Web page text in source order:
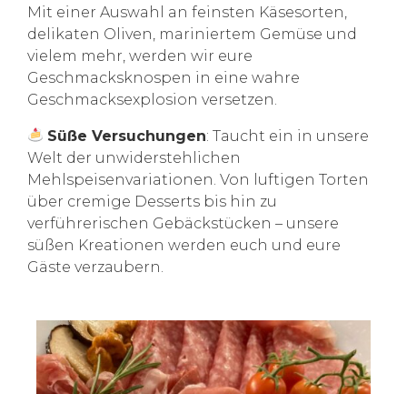
Mit einer Auswahl an feinsten Käsesorten,
delikaten Oliven, mariniertem Gemüse und
vielem mehr, werden wir eure
Geschmacksknospen in eine wahre
Geschmacksexplosion versetzen.
Süße Versuchungen: Taucht ein in unsere
Welt der unwiderstehlichen
Mehlspeisenvariationen. Von luftigen Torten
über cremige Desserts bis hin zu
verführerischen Gebäckstücken – unsere
süßen Kreationen werden euch und eure
Gäste verzaubern.